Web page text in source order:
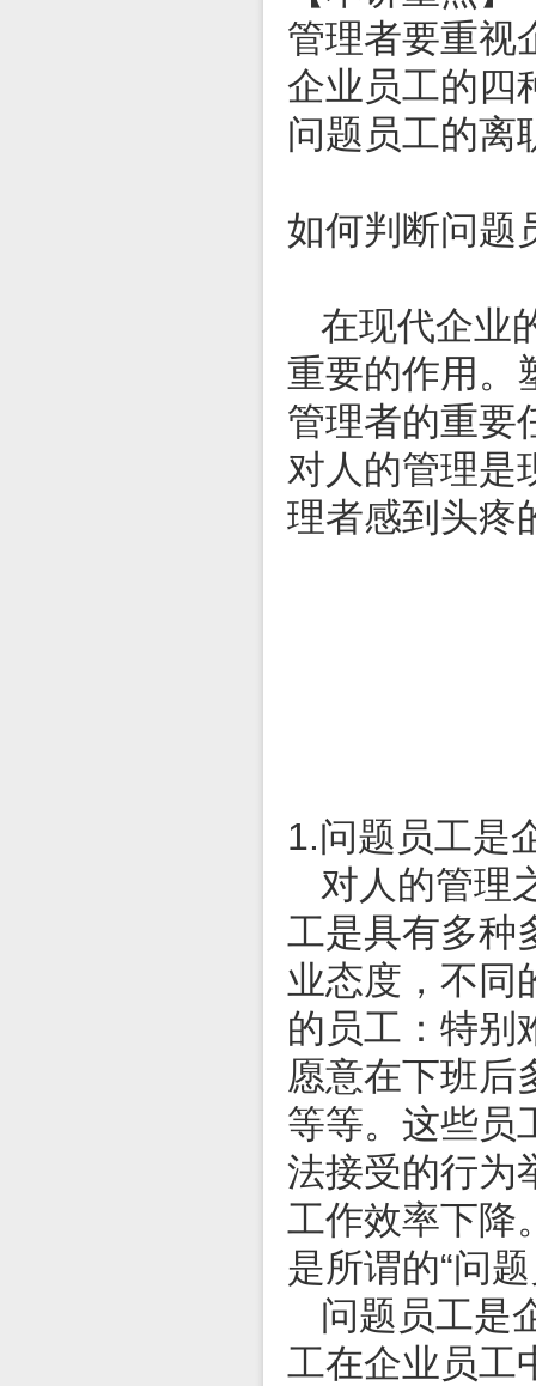
管理者要重视
企业员工的四
问题员工的离
如何判断问题
在现代企业
重要的作用。
管理者的重要
对人的管理是
理者感到头疼
1.问题员工是
对人的管理
工是具有多种
业态度，不同
的员工：特别
愿意在下班后
等等。这些员
法接受的行为
工作效率下降
是所谓的“问
问题员工是
工在企业员工